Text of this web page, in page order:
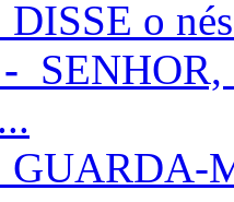
DISSE o
SENHOR,
GUARDA-